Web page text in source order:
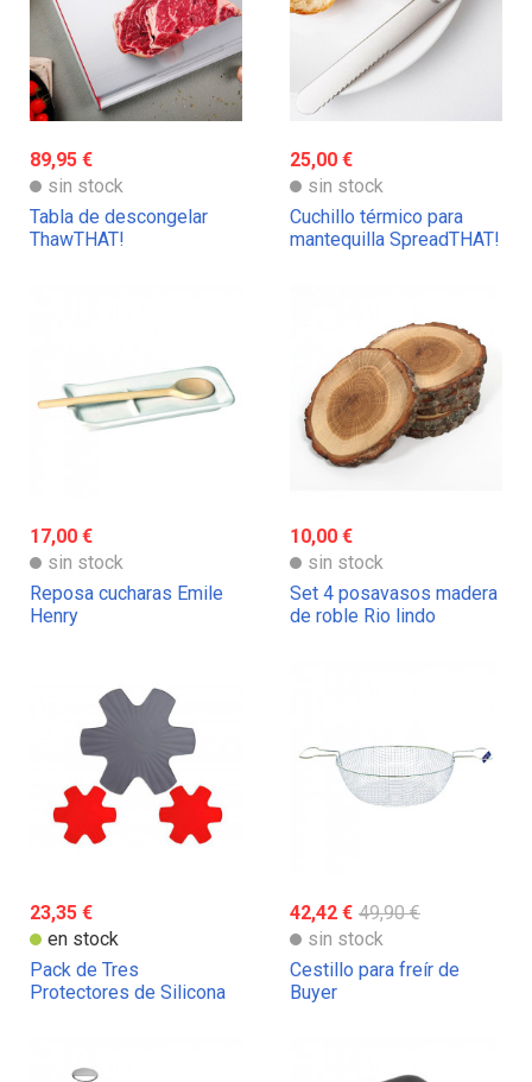
89,95 €
sin stock
Tabla de descongelar
ThawTHAT!
25,00 €
sin stock
Cuchillo térmico para
mantequilla SpreadTHAT!
17,00 €
sin stock
Reposa cucharas Emile
Henry
10,00 €
sin stock
Set 4 posavasos madera
de roble Rio lindo
23,35 €
en stock
Pack de Tres
Protectores de Silicona
42,42 € 49,90 €
sin stock
Cestillo para freír de
Buyer